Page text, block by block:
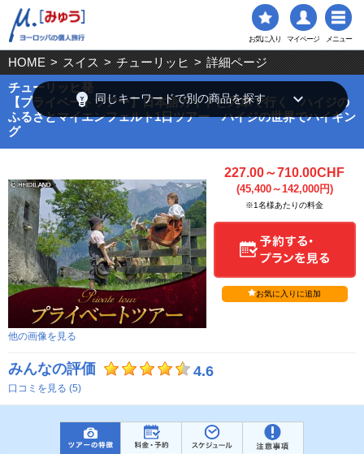
お気に入り マイページ メニュー
HOME > スイス > チューリッヒ > 詳細ページ
チューリッヒ発
【プライベートツアー】日本語ガイドと列車で行く ハイジの
ふるさとマイエンフェルト1日ツアー ハイジの世界でハイキン
グ
他の画像を見る
227.00～710.00CHF
(45,400～142,000円)
※1名様あたりの料金
お気に入りに追加
みんなの評価 4.6
口コミを見る (5)
emoji_objects 同じキーワードで別の商品を探す keyboard_arrow_down